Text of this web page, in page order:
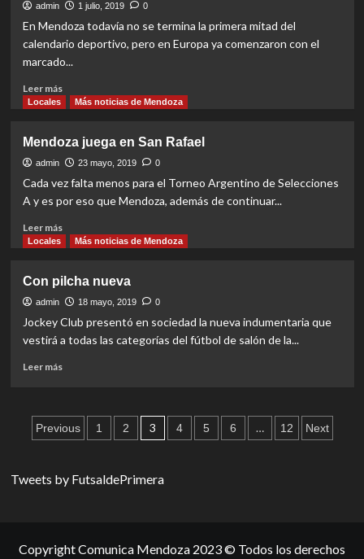
visitan
San
Rafael
admin 1 julio, 2019 0
En Mendoza todavía no se termina la primera mitad del
calendario deportivo, pero en Europa ya comenzaron con el
marcado...
Leer másRead
more
cracks
con
destino
Locales Más noticias de Mendoza
Mendoza juega en San Rafael
admin 23 mayo, 2019 0
Cada vez falta menos para el Torneo Argentino de Selecciones
A y es por eso que Mendoza, además de continuar...
Leer másRead
more
juega
en
San
Rafael
Locales Más noticias de Mendoza
Con pilcha nueva
admin 18 mayo, 2019 0
Jockey Club presentó en sociedad la nueva indumentaria que
vestirá a todas las categorías del fútbol de salón de la...
Leer másRead
pilcha
nueva
Paginación
entradas
Previous 1 2 3 4 5 6 … 12 Next
Tweets by FutsaldePrimera
Copyright Comunica Mendoza 2023 © Todos los derechos